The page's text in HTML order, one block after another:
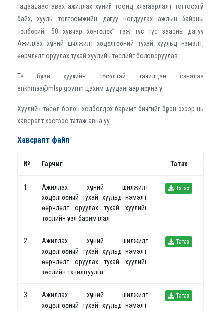
гадаадаас авах ажиллах хүчний тоонд хязгаарлалт тогтоохгүй
байх, хууль тогтоомжийн дагуу ногдуулах ажлын байрны
төлбөрийг 50 хувиар хөнгөлөх” гэж тус тус заасны дагуу
Ажиллах хүчний шилжилт хөдөлгөөний тухай хуульд нэмэлт,
өөрчлөлт оруулах тухай хуулийн төслийг боловсруулав.
Та бүхэн хуулийн төсөлтэй танилцан саналаа
enkhmaa@mlsp.gov.mn цахим шуудангаар ирүүлнэ үү.
Хуулийн төсөл болон холбогдох баримт бичгийг бүрэн эхээр нь
хавсралт хэсгээс татаж авна уу.
Хавсралт файл
№ Гарчиг Татах
1
Ажиллах хүчний шилжилт
хөдөлгөөний тухай хуульд нэмэлт,
өөрчлөлт оруулах тухай хуулийн
төслийн үзэл баримтлал
Татах
2
Ажиллах хүчний шилжилт
хөдөлгөөний тухай хуульд нэмэлт,
өөрчлөлт оруулах тухай хуулийн
төслийн танилцуулга
Татах
3
Ажиллах хүчний шилжилт
хөдөлгөөний тухай хуульд нэмэлт,
Татах